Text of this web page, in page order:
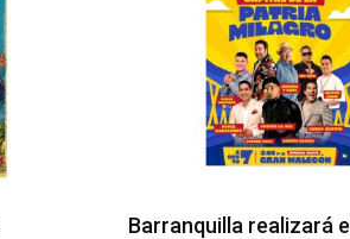
Barranquilla realizará el